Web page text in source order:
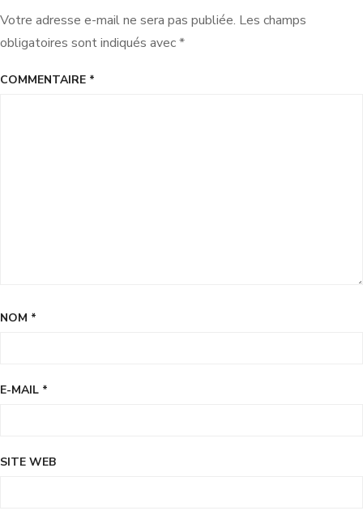
Votre adresse e-mail ne sera pas publiée. Les champs
obligatoires sont indiqués avec*
COMMENTAIRE *
NOM *
E-MAIL *
SITE WEB